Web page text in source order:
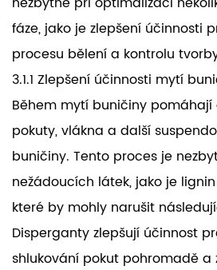
fáze, jako je zlepšení účinnosti
procesu bělení a kontrolu
3.1.1 Zlepšení účinnosti mytí
Během mytí buničiny
pokuty, vlákna a další
buničiny. Tento proces je
nežádoucích látek, jako je
které by mohly narušit
Disperganty zlepšují účinnost
shlukování pokut pohromadě a